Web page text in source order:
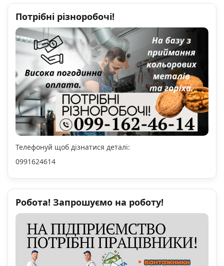
Потрібні різноробочі!
Телефонуй щоб дізнатися деталі:
0991624614
Робота! Запрошуємо на роботу!